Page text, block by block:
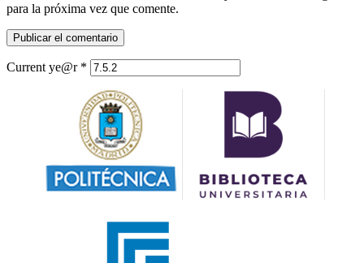
para la próxima vez que comente.
Current ye@r *